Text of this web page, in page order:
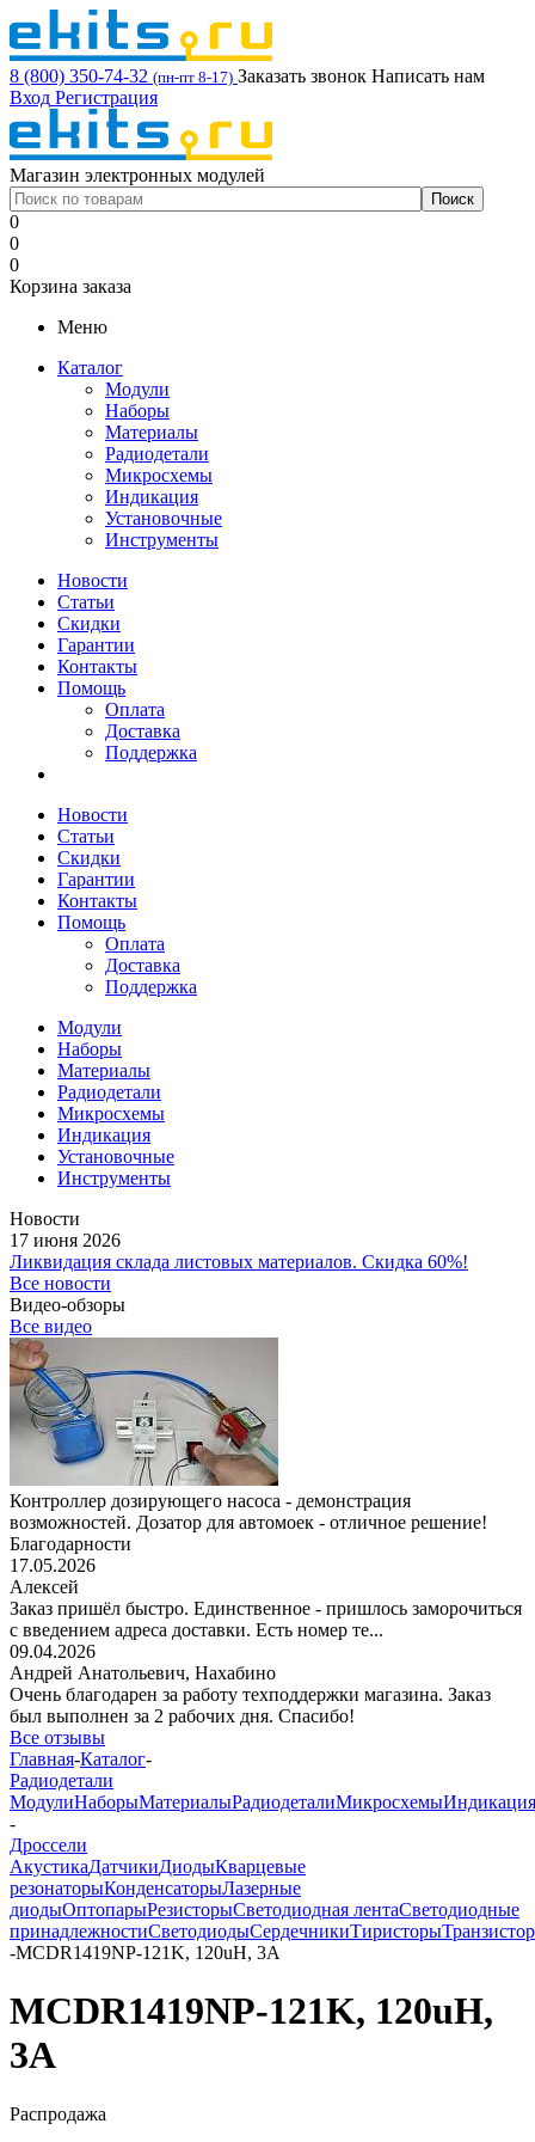
8 (800) 350-74-32 (пн-пт 8-17) Заказать звонок Написать нам
Вход Регистрация
Магазин электронных модулей
0
0
0
Корзина заказа
Меню
Каталог
Модули
Наборы
Материалы
Радиодетали
Микросхемы
Индикация
Установочные
Инструменты
Новости
Статьи
Скидки
Гарантии
Контакты
Помощь
Оплата
Доставка
Поддержка
Новости
Статьи
Скидки
Гарантии
Контакты
Помощь
Оплата
Доставка
Поддержка
Модули
Наборы
Материалы
Радиодетали
Микросхемы
Индикация
Установочные
Инструменты
Новости
17 июня 2026
Ликвидация склада листовых материалов. Скидка 60%!
Все новости
Видео-обзоры
Все видео
Контроллер дозирующего насоса - демонстрация
возможностей. Дозатор для автомоек - отличное решение!
Благодарности
17.05.2026
Алексей
Заказ пришёл быстро. Единственное - пришлось заморочиться
с введением адреса доставки. Есть номер те...
09.04.2026
Андрей Анатольевич, Нахабино
Очень благодарен за работу техподдержки магазина. Заказ
был выполнен за 2 рабочих дня. Спасибо!
Все отзывы
Главная-Каталог-
Радиодетали
МодулиНаборыМатериалыРадиодеталиМикросхемыИндикация
-
Дроссели
АкустикаДатчикиДиодыКварцевые
резонаторыКонденсаторыЛазерные
диодыОптопарыРезисторыСветодиодная лентаСветодиодные
принадлежностиСветодиодыСердечникиТиристоры
-MCDR1419NP-121K, 120uH, 3A
MCDR1419NP-121K, 120uH,
3A
Распродажа